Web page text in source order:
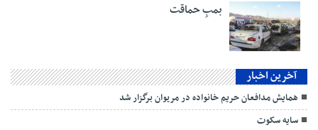
بمبِ حماقت
آخرین اخبار
همایش مدافعان حریم خانواده در مریوان برگزار شد
سایه سکوت